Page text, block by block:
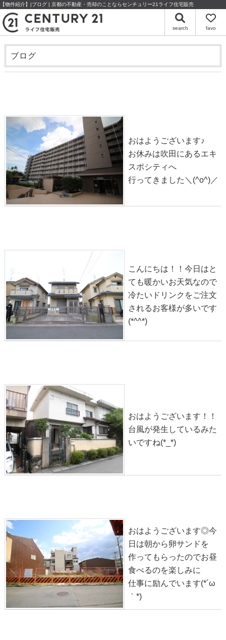
【物件紹介】|ブログ | 京都の不動産・売却のことならセンチュリー21ライフ住宅販売
search favo
ブログ
おはようございます♪
お休みは吹田にあるエキ
スポシティへ
行ってきました＼(^o^)／
こんにちは！！今日はと
ても暖かいお天気なので
冷たいドリンクをご注文
されるお客様が多いです
(*^^*)
おはようございます！！
台風が発生しているみた
いですね(*_*)
おはようございます◎今
日は朝から卵サンドを
作ってもらったのでお昼
食べるのを楽しみに
仕事に励んでいます(*´ω
｀*)